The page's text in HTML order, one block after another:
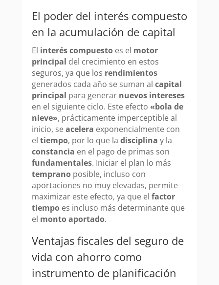
El poder del interés compuesto
en la acumulación de capital
El interés compuestoes el motor
principal del crecimiento en estos
seguros, ya que los rendimientos
generados cada año se suman al capital
principal para generar nuevos intereses
en el siguiente ciclo. Este efecto «bola de
nieve», prácticamente imperceptible al
inicio, seacelera exponencialmente con
el tiempo, por lo que la disciplina y la
constancia en el pago de primas son
fundamentales. Iniciar el plan lo más
tempranoposible, incluso con
aportaciones no muy elevadas, permite
maximizar este efecto, ya que el factor
tiempoes incluso más determinante que
el monto aportado.
Ventajas fiscales del seguro de
vida con ahorro como
instrumento de planificación